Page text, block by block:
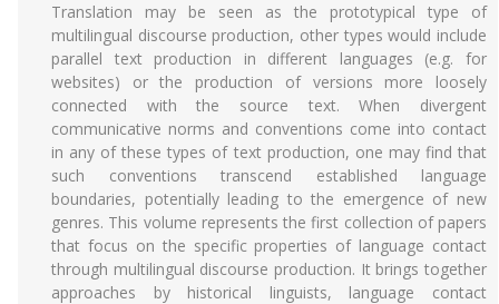
Translation may be seen as the prototypical type of
multilingual discourse production, other types would include
parallel text production in different languages (e.g. for
websites) or the production of versions more loosely
connected with the source text. When divergent
communicative norms and conventions come into contact
in any of these types of text production, one may find that
such conventions transcend established language
boundaries, potentially leading to the emergence of new
genres. This volume represents the first collection of papers
that focus on the specific properties of language contact
through multilingual discourse production. It brings together
approaches by historical linguists, language contact